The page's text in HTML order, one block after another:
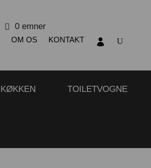
0 emner
OM OS KONTAKT
KØKKEN TOILETVOGNE